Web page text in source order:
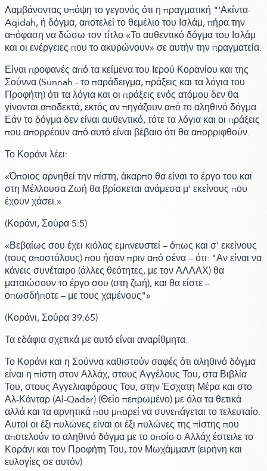
Λαμβάνοντας υπόψη το γεγονός ότι η πραγματική "'Ακίντα-
Aqidah, ή δόγμα, αποτελεί το θεμέλιο του Ισλάμ, πήρα την
απόφαση να δώσω τον τίτλο«Το αυθεντικό δόγμα του Ισλάμ
και οι ενέργειες που το ακυρώνουν»σε αυτήν την πραγματεία.
Είναι προφανές από τα κείμενα του Ιερού Κορανίου και της
Σούννα(Sunnah - το παράδειγμα, πράξεις και τα λόγια του
Προφήτη)ότι τα λόγια και οι πράξεις ενός ατόμου δεν θα
γίνονται αποδεκτά, εκτός αν πηγάζουν από το αληθινό δόγμα.
Εάν το δόγμα δεν είναι αυθεντικό, τότε τα λόγια και οι πράξεις
που απορρέουν από αυτό είναι βέβαιο ότι θα απορριφθούν.
Το Κοράνι λέει:
«Όποιος αρνηθεί την πίστη, άκαρπο θα είναι το έργο του και
στη Μέλλουσα Ζωή θα βρίσκεται ανάμεσα μ' εκείνους που
έχουν χάσει.»
(Κοράνι,Σούρα 5:5)
«Βεβαίως σου έχει κιόλας εμπνευστεί – όπως και σ' εκείνους
(τους αποστόλους)που ήσαν πριν από σένα – ότι: "Αν είναι να
κάνεις συνέταιρο(άλλες θεότητες, με τον ΑΛΛΑΧ)θα
ματαιώσουν το έργο σου (στη ζωή), και θα είστε –
οπωσδήποτε – με τους χαμένους"»
(Κοράνι,Σούρα 39:65)
Τα εδάφια σχετικά με αυτό είναι αναρίθμητα.
Το Κοράνι και η Σούννα καθιστούν σαφές ότι αληθινό δόγμα
είναι η πίστη στον Αλλάχ, στους Αγγέλους Του, στα Βιβλία
Του, στους Αγγελιαφόρους Του, στην Έσχατη Μέρα και στο
Αλ-Κάνταρ(Al-Qadar)(Θείο πεπρωμένο)με όλα τα θετικά
αλλά και τα αρνητικά που μπορεί να συνεπάγεται το τελευταίο.
Αυτοί οι έξι πυλώνες είναι οι έξι πυλώνες της πίστης που
αποτελούν το αληθινό δόγμα με το οποίο ο Αλλάχ έστειλε το
Κοράνι και τον Προφήτη Του, τον Μωχάμμαντ(ειρήνη και
ευλογίες σε αυτόν)